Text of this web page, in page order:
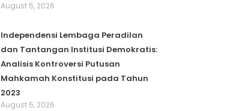
August 5, 2026
Independensi Lembaga Peradilan
dan Tantangan Institusi Demokratis:
Analisis Kontroversi Putusan
Mahkamah Konstitusi pada Tahun
2023
August 5, 2026